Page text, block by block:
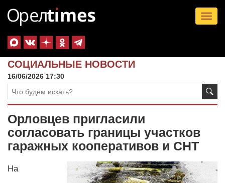
СОЦИАЛЬНЫЕ НОВОСТИ
16/06/2026 17:30
Орловцев пригласили
согласовать границы участков
гаражных кооперативов и СНТ
На